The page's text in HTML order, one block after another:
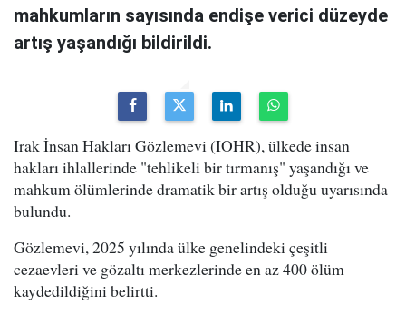
mahkumların sayısında endişe verici düzeyde
artış yaşandığı bildirildi.
Irak İnsan Hakları Gözlemevi (IOHR), ülkede insan
hakları ihlallerinde "tehlikeli bir tırmanış" yaşandığı ve
mahkum ölümlerinde dramatik bir artış olduğu uyarısında
bulundu.
Gözlemevi, 2025 yılında ülke genelindeki çeşitli
cezaevleri ve gözaltı merkezlerinde en az 400 ölüm
kaydedildiğini belirtti.